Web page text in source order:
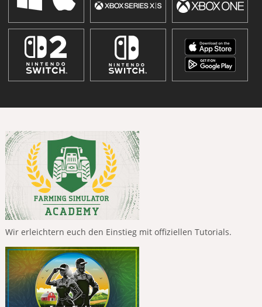
Wir erleichtern euch den Einstieg mit offiziellen Tutorials.